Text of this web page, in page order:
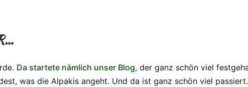
Da startete nämlich unser Blog, der ganz schön viel
was die Alpakis angeht. Und da ist ganz schön viel